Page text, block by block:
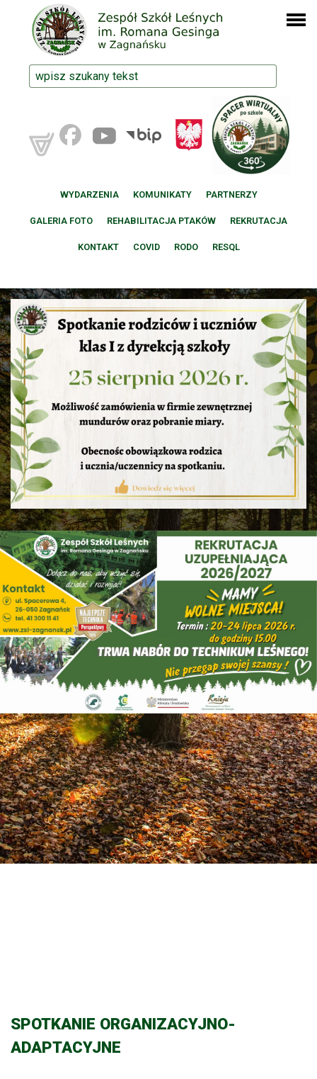
WYDARZENIA KOMUNIKATY PARTNERZY
GALERIA FOTO REHABILITACJA PTAKÓW REKRUTACJA
KONTAKT COVID RODO RESQL
SPOTKANIE ORGANIZACYJNO-
ADAPTACYJNE